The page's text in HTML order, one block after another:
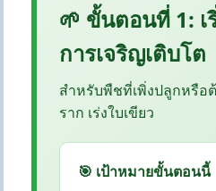
🌱 ขั้นตอนที่ 1: เ
การเจริญเติบโต
สำหรับพืชที่เพิ่งปลูกหรือต้
ราก เร่งใบเขียว
🎯 เป้าหมายขั้นตอนนี้